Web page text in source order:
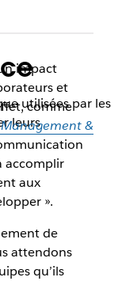
utilisées par les
leurs
impact
et
comme
&
accomplir
aux
».
de
attendons
qu’ils